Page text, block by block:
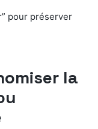
pour préserver
la